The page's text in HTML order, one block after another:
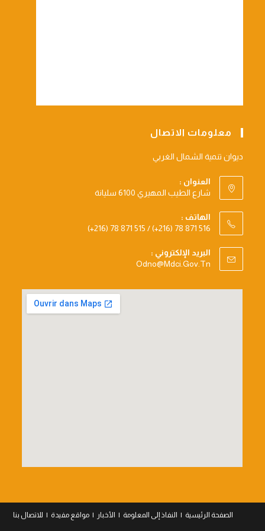
معلومات الاتصال
ديوان تنمية الشمال الغربي
العنوان :
شارع الطيب المهيري 6100 سليانة
الهاتف :
(+216) 78 871 515 / (+216) 78 871 516
البريد الإلكتروني :
Odno@mdci.gov.tn
Opens
Application
الصفحة الرئيسية النفاذ إلى المعلومة الأخبار مواقع مفيدة للاتصال بنا